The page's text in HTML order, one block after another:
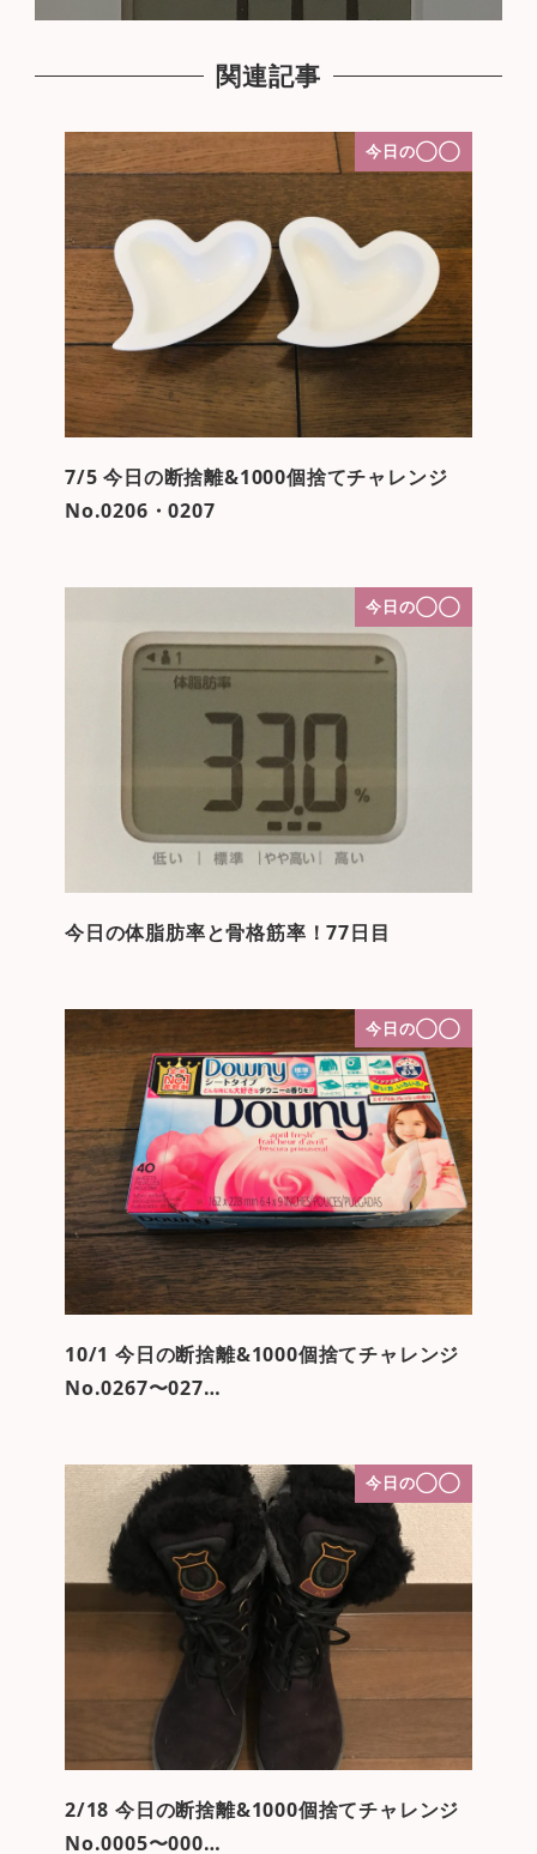
関連記事
今日の◯◯
7/5 今日の断捨離&1000個捨てチャレンジ
No.0206・0207
今日の◯◯
今日の体脂肪率と骨格筋率！77日目
今日の◯◯
10/1 今日の断捨離&1000個捨てチャレンジ
No.0267〜027…
今日の◯◯
2/18 今日の断捨離&1000個捨てチャレンジ
No.0005〜000…